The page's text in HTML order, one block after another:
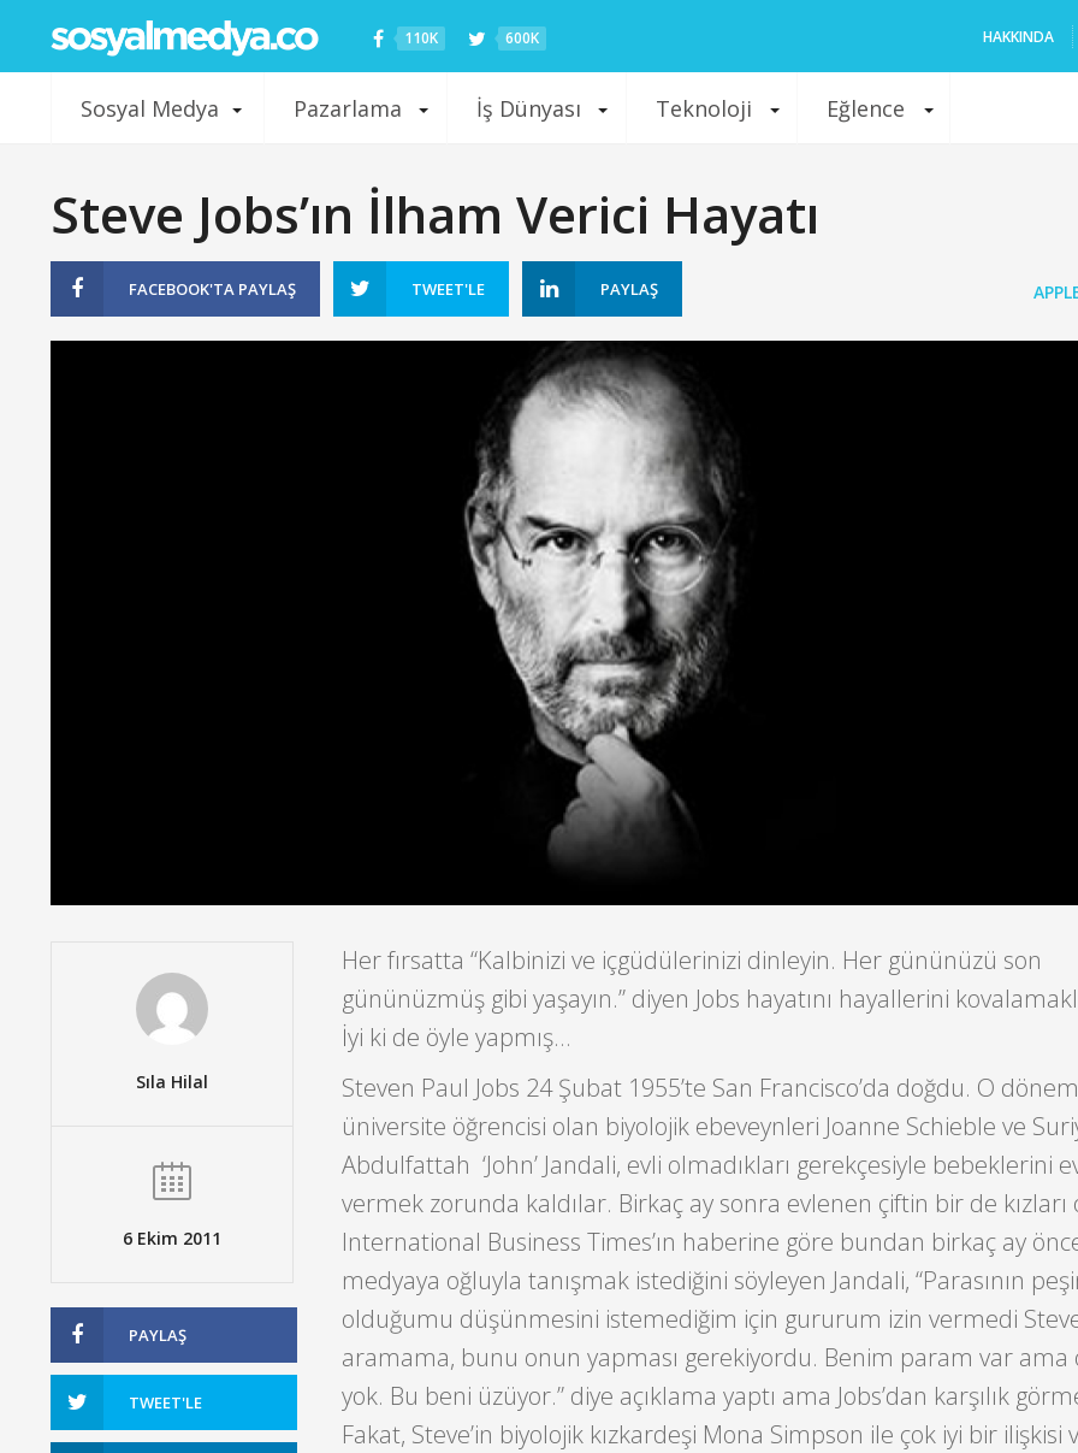
110K 600K HAKKINDA
Sosyal Medya Pazarlama İş Dünyası Teknoloji Eğlence
Steve Jobs’ın İlham Verici Hayatı
FACEBOOK'TA PAYLAŞ TWEET'LE PAYLAŞ
Sıla Hilal
6 Ekim 2011
PAYLAŞ
TWEET'LE
Her fırsatta “Kalbinizi ve içgüdülerinizi dinleyin. Her gününüzü son
gününüzmüş gibi yaşayın.” diyen Jobs hayatını hayallerini
İyi ki de öyle yapmış…
Steven Paul Jobs 24 Şubat 1955’te San Francisco’da doğdu. O
üniversite öğrencisi olan biyolojik ebeveynleri Joanne Schieble ve
Abdulfattah ‘John’ Jandali, evli olmadıkları gerekçesiyle bebeklerini
vermek zorunda kaldılar. Birkaç ay sonra evlenen çiftin bir de kızları
International Business Times’ın haberine göre bundan birkaç ay
medyaya oğluyla tanışmak istediğini söyleyen Jandali, “Parasının
olduğumu düşünmesini istemediğim için gururum izin vermedi
aramama, bunu onun yapması gerekiyordu. Benim param var ama
yok. Bu beni üzüyor.” diye açıklama yaptı ama Jobs’dan karşılık
Fakat, Steve’in biyolojik kızkardeşi Mona Simpson ile çok iyi bir ilişkisi